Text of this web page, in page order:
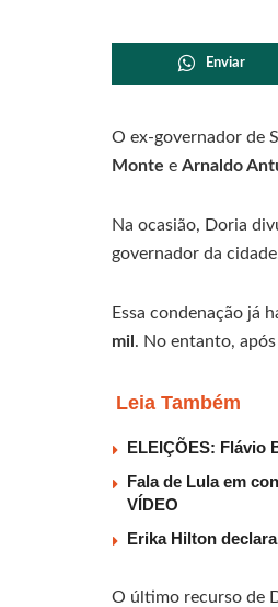
Enviar
O ex-governador de
Monte e Arnaldo
Na ocasião, Doria
governador da
Essa condenação já
mil . No entanto,
Leia Também
ELEIÇÕES: Flávio
Fala de Lula em
VÍDEO
Erika Hilton
O último recurso de